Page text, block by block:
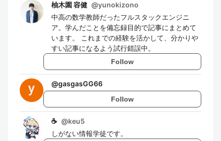
柚木園 容健 @yunokizono
中高の数学教師だったフルスタックエンジニ
ア。学んだことを備忘録目的で記事にまとめて
います。 これまでの経験を活かして、分かりや
すい記事になるよう試行錯誤中。
Follow
@gasgasGG66
Follow
☕ @keu5
しがない情報学徒です。